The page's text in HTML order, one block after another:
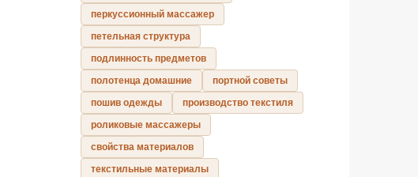
перкуссионный массажер
петельная структура
подлинность предметов
полотенца домашние
портной советы
пошив одежды
производство текстиля
роликовые массажеры
свойства материалов
текстильные материалы